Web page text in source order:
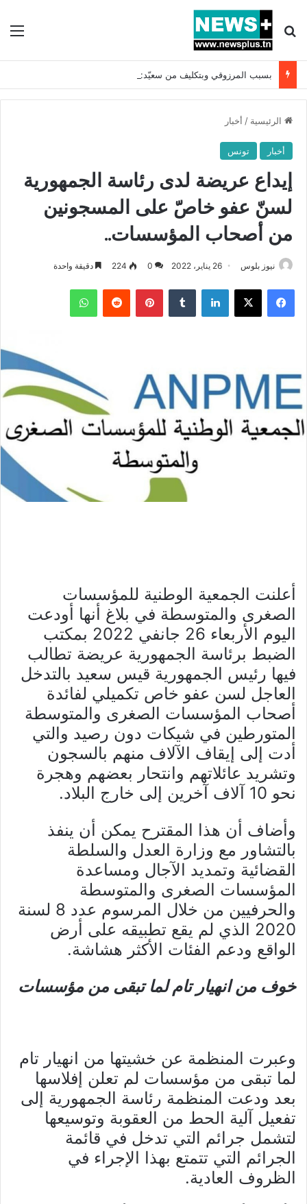
بحث عن
الرئيسية / أخبار
أخبار تونس
إيداع عريضة لدى رئاسة الجمهورية
لسنّ عفو خاصّ على المسجونين
من أصحاب المؤسسات..
نيوز بلوس 26 يناير، 2022 0
224 دقيقة واحدة
فيسبوك X لينكدإن بينتيريست واتساب
أعلنت الجمعية الوطنية للمؤسسات
الصغرى والمتوسطة في بلاغ أنها أودعت
اليوم الأربعاء 26 جانفي 2022 بمكتب
الضبط برئاسة الجمهورية عريضة تطالب
فيها رئيس الجمهورية قيس سعيد بالتدخل
العاجل لسن عفو خاص تكميلي لفائدة
أصحاب المؤسسات الصغرى والمتوسطة
المتورطين في شيكات دون رصيد والتي
أدت إلى إيقاف الآلاف منهم بالسجون
وتشريد عائلاتهم وانتحار بعضهم وهجرة
نحو 10 آلاف آخرين إلى خارج البلاد.
وأضاف أن هذا المقترح يمكن أن ينفذ
بالتشاور مع وزارة العدل والسلطة
القضائية وتمديد الآجال ومساعدة
المؤسسات الصغرى والمتوسطة
والحرفيين من خلال المرسوم عدد 8 لسنة
2020 الذي لم يقع تطبيقه على أرض
الواقع ودعم الفئات الأكثر هشاشة.
خوف من انهيار تام لما تبقى من مؤسسات
وعبرت المنظمة عن خشيتها من انهيار تام
لما تبقى من مؤسسات لم تعلن إفلاسها
بعد ودعت المنظمة رئاسة الجمهورية إلى
تفعيل آلية الحط من العقوبة وتوسيعها
لتشمل جرائم التي تدخل في قائمة
الجرائم التي تتمتع بهذا الإجراء في
الظروف العادية.